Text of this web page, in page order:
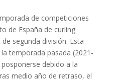
de competiciones
de España de curling
segunda división. Esta
temporada pasada (2021-
debido a la
medio año de retraso, el